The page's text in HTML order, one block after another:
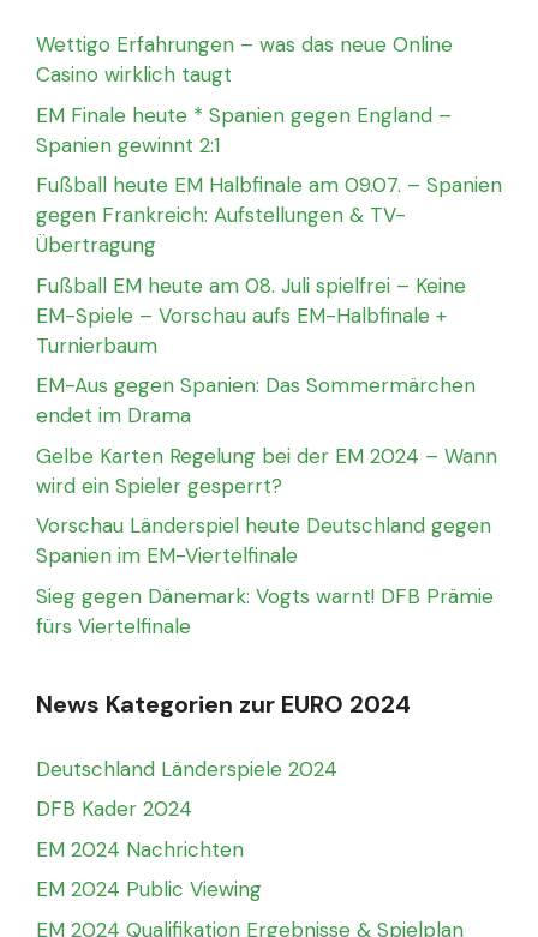
Wettigo Erfahrungen – was das neue Online
Casino wirklich taugt
EM Finale heute * Spanien gegen England –
Spanien gewinnt 2:1
Fußball heute EM Halbfinale am 09.07. – Spanien
gegen Frankreich: Aufstellungen & TV-
Übertragung
Fußball EM heute am 08. Juli spielfrei – Keine
EM-Spiele – Vorschau aufs EM-Halbfinale +
Turnierbaum
EM-Aus gegen Spanien: Das Sommermärchen
endet im Drama
Gelbe Karten Regelung bei der EM 2024 – Wann
wird ein Spieler gesperrt?
Vorschau Länderspiel heute Deutschland gegen
Spanien im EM-Viertelfinale
Sieg gegen Dänemark: Vogts warnt! DFB Prämie
fürs Viertelfinale
News Kategorien zur EURO 2024
Deutschland Länderspiele 2024
DFB Kader 2024
EM 2024 Nachrichten
EM 2024 Public Viewing
EM 2024 Qualifikation Ergebnisse & Spielplan